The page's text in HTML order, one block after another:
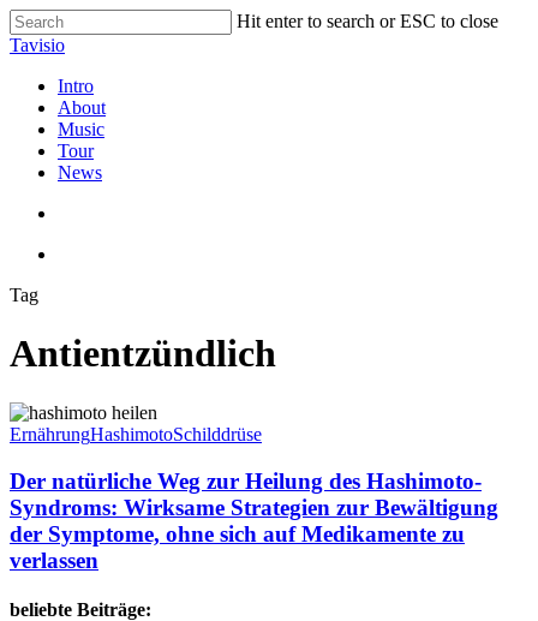
Skip
to
content
Hit enter to search or ESC to close
Close
Tavisio
search
Menu
Intro
About
Music
Tour
News
Tag
Antientzündlich
Der
natürliche
zur
Heilung
des
Hashimoto-
Syndroms:
Strategien
ErnährungHashimotoSchilddrüse
Der natürliche Weg zur Heilung des Hashimoto-
Syndroms: Wirksame Strategien zur Bewältigung
der Symptome, ohne sich auf Medikamente zu
verlassen
beliebte Beiträge: